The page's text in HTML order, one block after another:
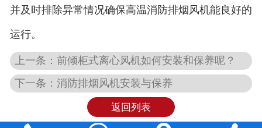
并及时排除异常情况确保高温消防排烟风机能良好的
运行。
上一条：前倾柜式离心风机如何安装和保养呢？
下一条：消防排烟风机安装与保养
返回列表